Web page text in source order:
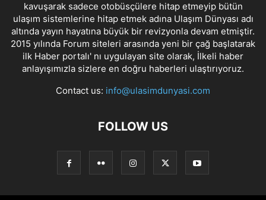
kavuşarak sadece otobüsçülere hitap etmeyip bütün
ulaşım sistemlerine hitap etmek adına Ulaşım Dünyası adı
altında yayın hayatına büyük bir revizyonla devam etmiştir.
2015 yılında Forum siteleri arasında yeni bir çağ başlatarak
ilk Haber portalı' nı uygulayan site olarak, İlkeli haber
anlayışımızla sizlere en doğru haberleri ulaştırıyoruz.
Contact us: info@ulasimdunyasi.com
FOLLOW US